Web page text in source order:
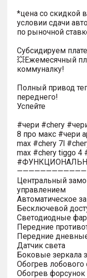
*цена со скидкой
условии сдачи
по рыночной
Субсидируем
💥Ежемесячный
коммуналку!
Полный привод
переднего!
Успейте
#чери #chery
8 про макс #чери
max #chery 7l
max #chery tiggo 4
Центральный
управлением
Автоматическое
Бесключевой
Светодиодные
Передние
Передние
Датчик света
Боковые зеркала
Обогрев лобового
Обогрев